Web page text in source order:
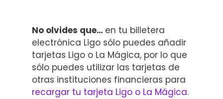
No olvides que… en tu billetera
electrónica Ligo sólo puedes añadir
tarjetas Ligo o La Mágica, por lo que
sólo puedes utilizar las tarjetas de
otras instituciones financieras para
recargar tu tarjeta Ligo o La Mágica.